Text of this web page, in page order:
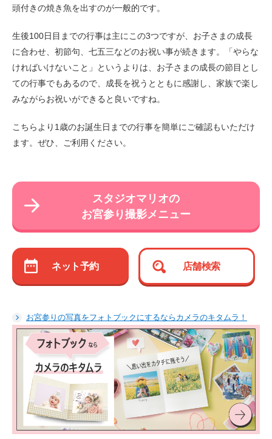
頭付きの焼き魚を出すのが一般的です。
生後100日目までの行事は主にこの3つですが、お子さまの成長
に合わせ、初節句、七五三などのお祝い事が続きます。「やらな
ければいけないこと」というよりは、お子さまの成長の節目とし
ての行事でもあるので、成長を祝うとともに感謝し、家族で楽し
みながらお祝いができると良いですね。
こちらより1歳のお誕生日までの行事を簡単にご確認もいただけ
ます。ぜひ、ご利用ください。
スタジオマリオの
お宮参り撮影メニュー
ネット予約 店舗検索
お宮参りの写真をフォトブックにするならカメラのキタムラ！